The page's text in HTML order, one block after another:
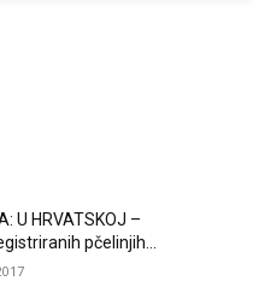
U HRVATSKOJ –
pčelinjih...